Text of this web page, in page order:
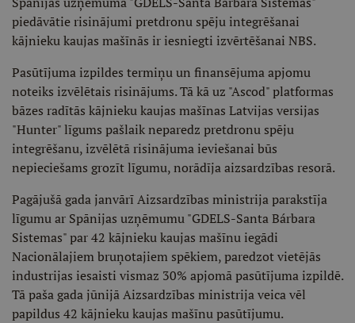
piedāvātie risinājumi pretdronu spēju integrēšanai
kājnieku kaujas mašīnās ir iesniegti izvērtēšanai NBS.
Pasūtījuma izpildes termiņu un finansējuma apjomu
noteiks izvēlētais risinājums. Tā kā uz "Ascod" platformas
bāzes radītās kājnieku kaujas mašīnas Latvijas versijas
"Hunter" līgums pašlaik neparedz pretdronu spēju
integrēšanu, izvēlētā risinājuma ieviešanai būs
nepieciešams grozīt līgumu, norādīja aizsardzības resorā.
Pagājušā gada janvārī Aizsardzības ministrija parakstīja
līgumu ar Spānijas uzņēmumu "GDELS-Santa Bárbara
Sistemas" par 42 kājnieku kaujas mašīnu iegādi
Nacionālajiem bruņotajiem spēkiem, paredzot vietējās
industrijas iesaisti vismaz 30% apjomā pasūtījuma izpildē.
Tā paša gada jūnijā Aizsardzības ministrija veica vēl
papildus 42 kājnieku kaujas mašīnu pasūtījumu.